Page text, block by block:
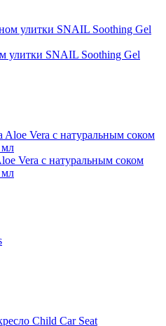
улитки SNAIL Soothing Gel
Vera с натуральным соком
мл